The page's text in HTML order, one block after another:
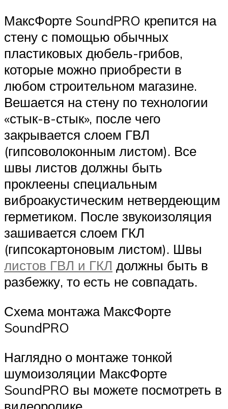
МаксФорте SoundPRO крепится на
стену с помощью обычных
пластиковых дюбель-грибов,
которые можно приобрести в
любом строительном магазине.
Вешается на стену по технологии
«стык-в-стык», после чего
закрывается слоем ГВЛ
(гипсоволоконным листом). Все
швы листов должны быть
проклеены специальным
виброакустическим нетвердеющим
герметиком. После звукоизоляция
зашивается слоем ГКЛ
(гипсокартоновым листом). Швы
листов ГВЛ и ГКЛ должны быть в
разбежку, то есть не совпадать.
Схема монтажа МаксФорте
SoundPRO
Наглядно о монтаже тонкой
шумоизоляции МаксФорте
SoundPRO вы можете посмотреть в